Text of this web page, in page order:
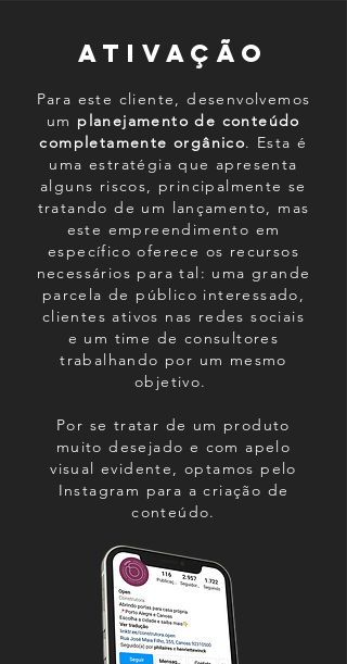
ativação
Para este cliente, desenvolvemos
um planejamento de conteúdo
completamente orgânico. Esta é
uma estratégia que apresenta
alguns riscos, principalmente se
tratando de um lançamento, mas
este empreendimento em
específico oferece os recursos
necessários para tal: uma grande
parcela de público interessado,
clientes ativos nas redes sociais
e um time de consultores
trabalhando por um mesmo
objetivo.
Por se tratar de um produto
muito desejado e com apelo
visual evidente, optamos pelo
Instagram para a criação de
conteúdo.